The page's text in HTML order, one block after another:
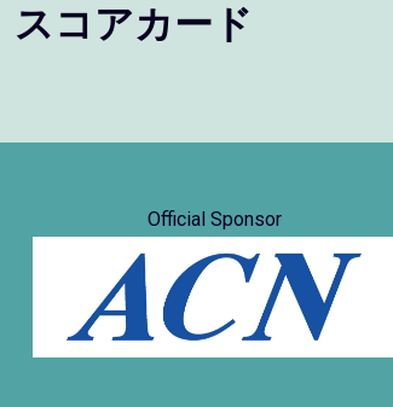
スコアカード
Official Sponsor